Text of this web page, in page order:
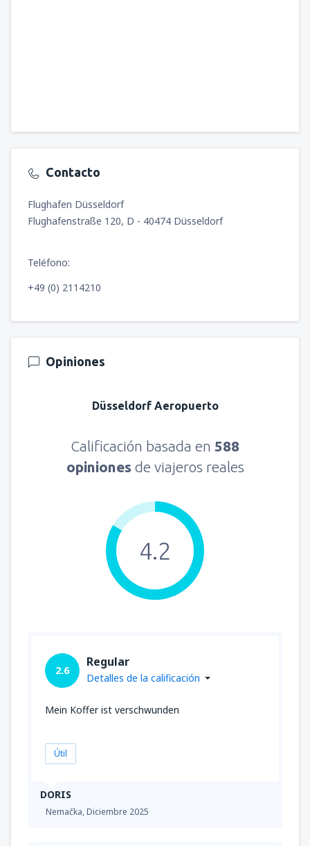
Contacto
Flughafen Düsseldorf
Flughafenstraße 120, D - 40474 Düsseldorf
Teléfono:
+49 (0) 2114210
Opiniones
Düsseldorf Aeropuerto
Calificación basada en 588
opiniones de viajeros reales
4.2
DORIS
Nemačka,Diciembre 2025
2.6
Regular
Detalles de la calificación
Mein Koffer ist verschwunden
Útil